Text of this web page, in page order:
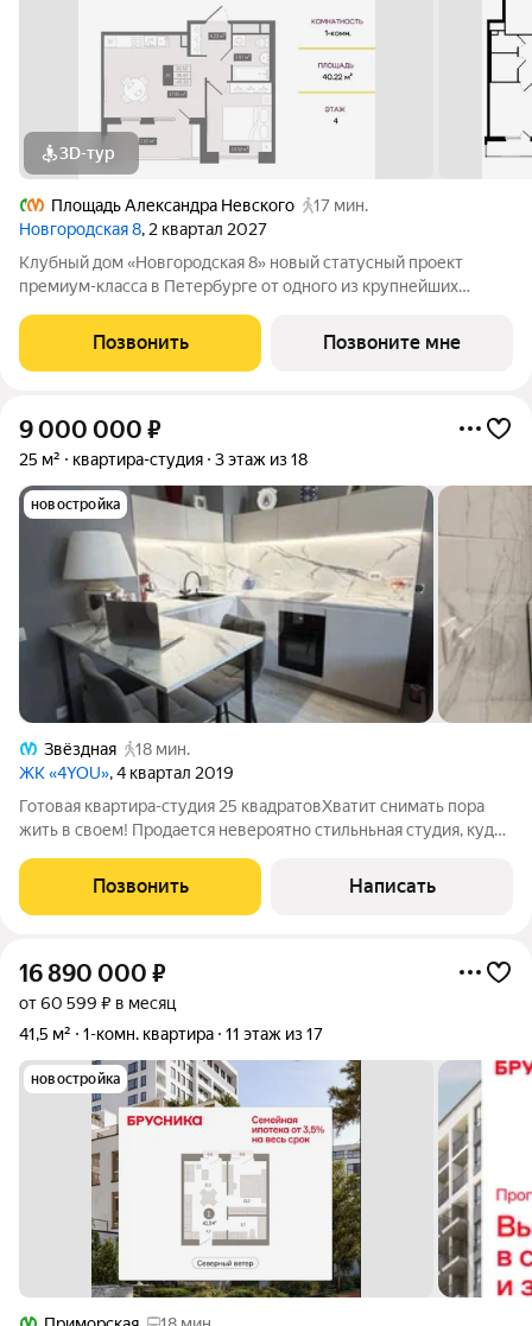
3D-тур
Площадь Александра Невского
17 мин.
Новгородская 8, 2 квартал 2027
Клубный дом «Новгородская 8» новый статусный проект
премиум-класса в Петербурге от одного из крупнейших
Новгородской улице в районе со сложившейся
инфраструктурой, в непосредственной близости
Позвонить Позвоните мне
9 000 000 ₽
25 м² квартира-студия 3 этаж из 18
новостройка
Звёздная
18 мин.
ЖК «4YOU», 4 квартал 2019
Готовая квартира-студия 25 квадратовХватит снимать пора
жить в своем! Продается невероятно стильньная студия, куда
абсолютный move-in ready. Шикарный ремонт , чтобы вы
экономили сотни тысяч рублей и
Позвонить Написать
16 890 000 ₽
от 60 599 ₽ в месяц
41,5 м²
1-комн. квартира 11 этаж из 17
новостройка